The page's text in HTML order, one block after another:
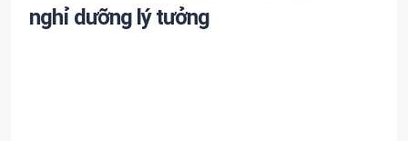
nghỉ dưỡng lý tưởng